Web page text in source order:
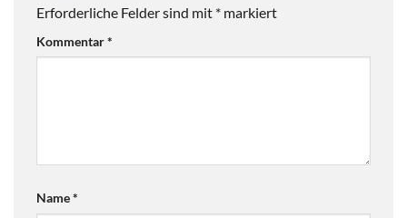
Erforderliche Felder sind mit * markiert
Kommentar*
Name*